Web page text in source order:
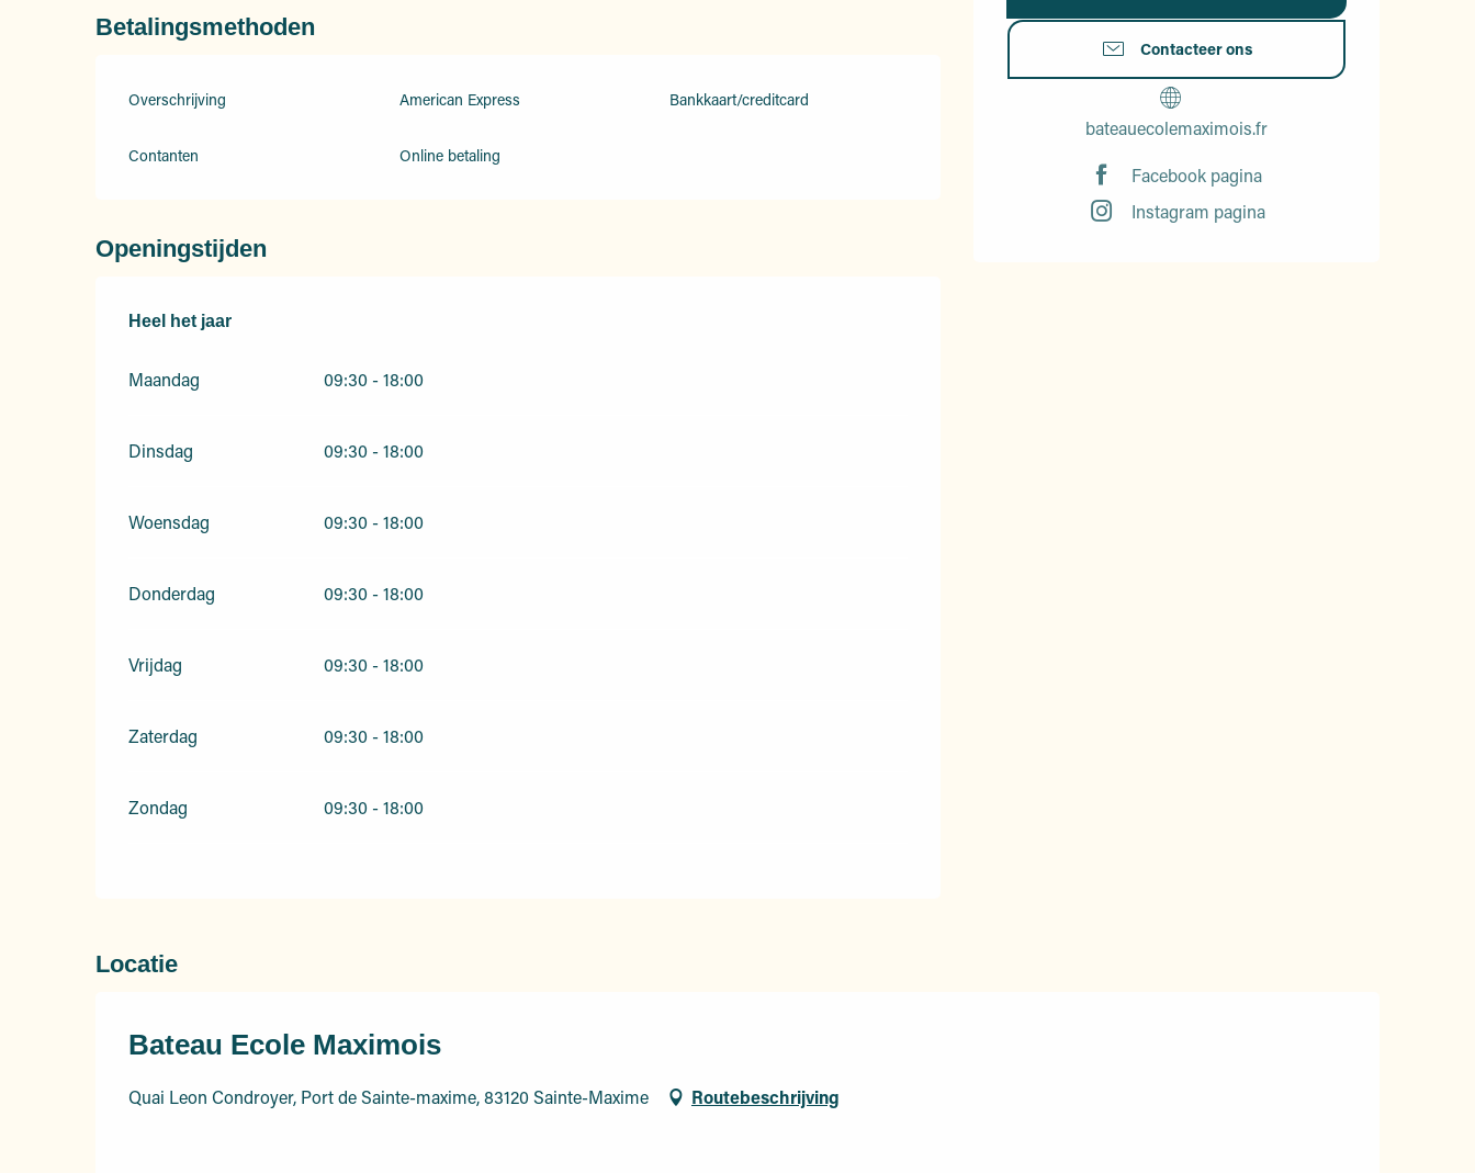
Contacteer ons
bateauecolemaximois.fr
Facebook pagina
Instagram pagina
Betalingsmethoden
Overschrijving American Express Bankkaart/creditcard
Contanten Online betaling
Openingstijden
Heel het jaar
Heel het jaar
Maandag 09:30 - 18:00
Dinsdag 09:30 - 18:00
Woensdag 09:30 - 18:00
Donderdag 09:30 - 18:00
Vrijdag 09:30 - 18:00
Zaterdag 09:30 - 18:00
Zondag 09:30 - 18:00
Locatie
Bateau Ecole Maximois
Quai Leon Condroyer, Port de Sainte-maxime, 83120 Sainte-Maxime Routebeschrijving